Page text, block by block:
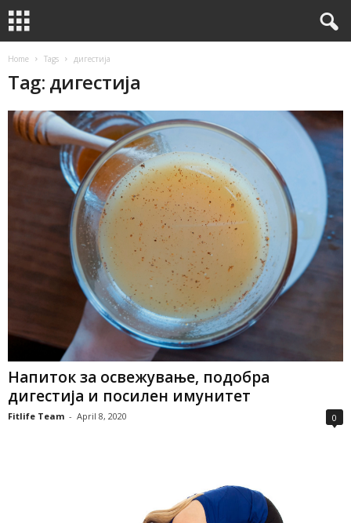
Home Tags дигестија
Tag: дигестија
Напиток за освежување, подобра
дигестија и посилен имунитет
Fitlife Team - April 8, 2020 0